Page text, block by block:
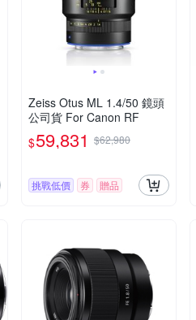
Zeiss Otus ML 1.4/50 鏡頭
公司貨 For Canon RF
$59,831 $62,980
挑戰低價 券 贈品